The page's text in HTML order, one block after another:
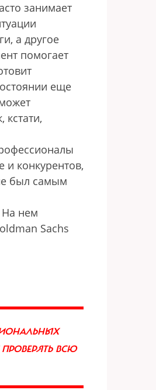
занимает
а другое
помогает
еще
и конкурентов,
был самым
На нем
Sachs
ВСЮ